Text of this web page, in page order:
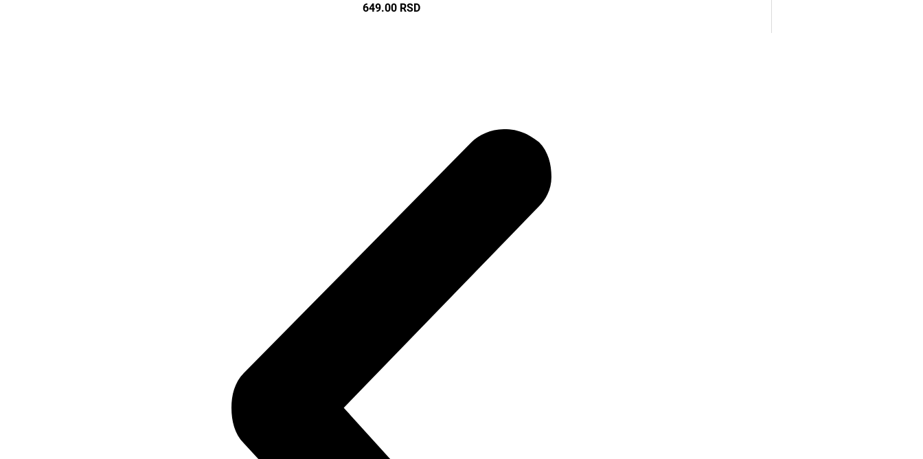
Žute i Narandžaste
649.00 RSD